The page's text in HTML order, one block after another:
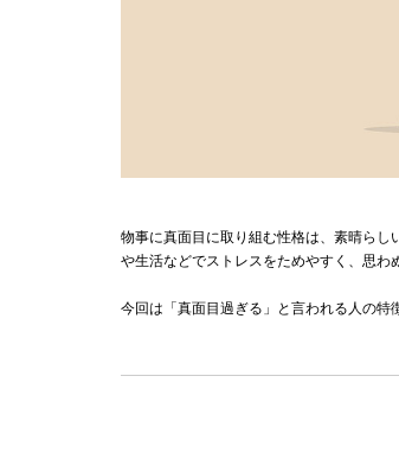
物事に真面目に取り組む性格は、素晴ら
や生活などでストレスをためやすく、思わ
今回は「真面目過ぎる」と言われる人の特